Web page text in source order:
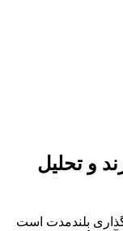
و تحلیل
بلندمدت است